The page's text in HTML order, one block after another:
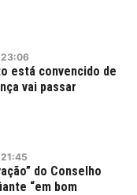
23:06
está convencido de
vai passar
21:45
do Conselho
“em bom